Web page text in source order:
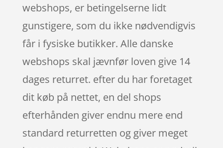
webshops, er betingelserne lidt
gunstigere, som du ikke nødvendigvis
får i fysiske butikker. Alle danske
webshops skal jævnfør loven give 14
dages returret. efter du har foretaget
dit køb på nettet, en del shops
efterhånden giver endnu mere end
standard returretten og giver meget